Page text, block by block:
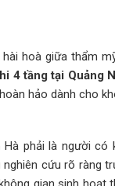
hoà giữa thẩm
4 tầng tại Quảng
hảo dành cho
phải là người có
nghiên cứu rõ ràng